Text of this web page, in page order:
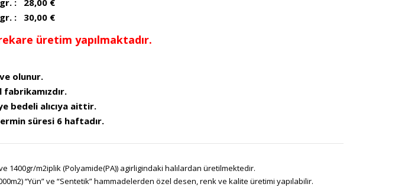
: 28,00 €
: 30,00 €
üretim yapılmaktadır.
olunur.
bedeli alıcıya aittir.
süresi 6 haftadır.
1400gr/m2iplik (Polyamide(PA)) agirligindaki halılardan üretilmektedir.
“Yün” ve “Sentetik” hammadelerden özel desen, renk ve kalite üretimi yapılabilir.